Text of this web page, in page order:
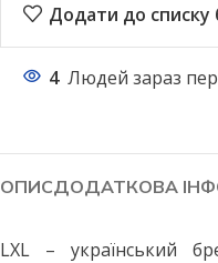
Додати до списку
4 Людей зараз
ОПИСДОДАТКОВА
LXL – український